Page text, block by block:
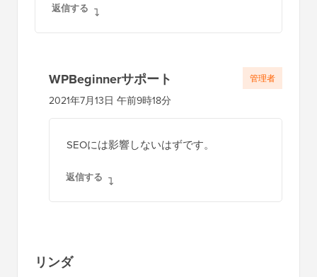
返信する
WPBeginnerサポート
2021年7月13日 午前9時18分
SEOには影響しないはずです。
返信する
管理者
リンダ